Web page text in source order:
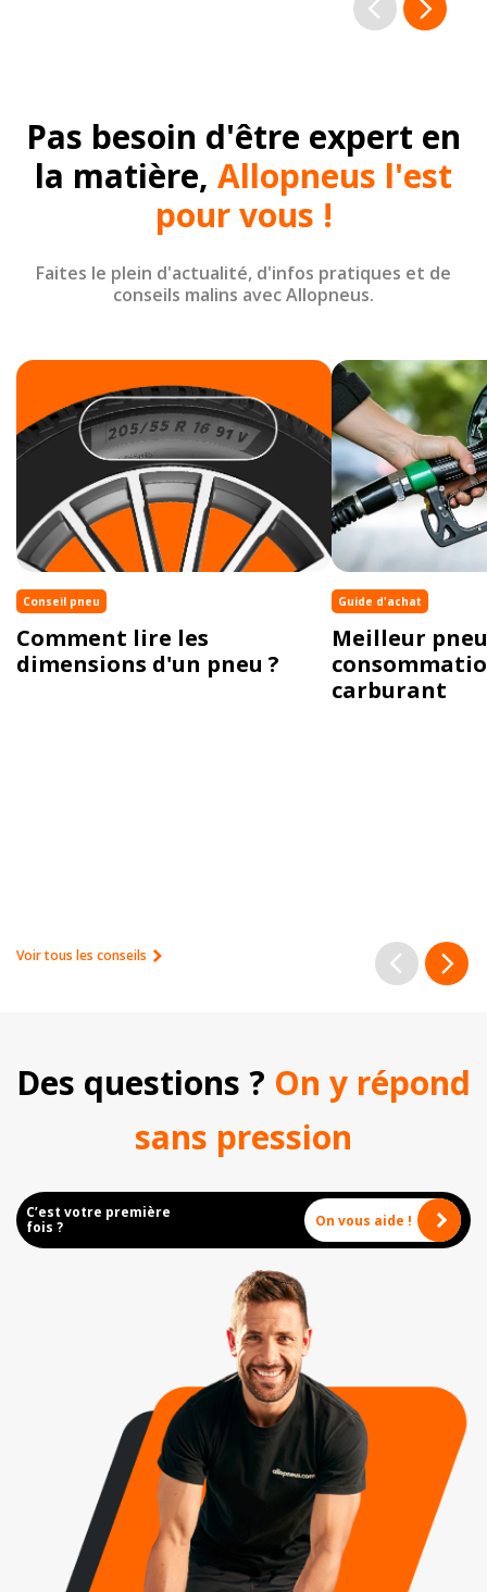
Pas besoin d'être expert en
la matière, Allopneus l'est
pour vous !
Faites le plein d'actualité, d'infos pratiques et de
conseils malins avec Allopneus.
Conseil pneu
Comment lire les
dimensions d'un pneu ?
Guide d'achat
Meilleur
carburant
Voir tous les conseils
Des questions ? On y répond
sans pression
C’est votre première
fois ?
On vous aide !